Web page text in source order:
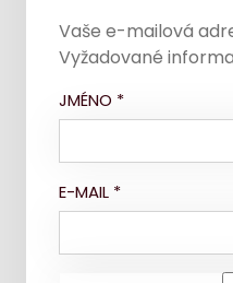
Vaše e-mailová
Vyžadované
JMÉNO *
E-MAIL *